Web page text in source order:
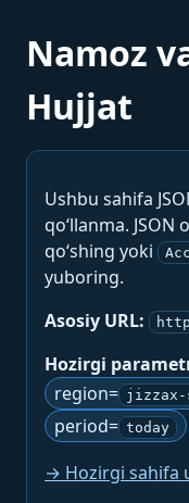
Namoz
Hujjat
Ushbu sahifa
qo‘llanma. JSON
qo‘shing yoki
yuboring.
Asosiy URL:
Hozirgi
region= jizzax-
period= today
→ Hozirgi sahifa